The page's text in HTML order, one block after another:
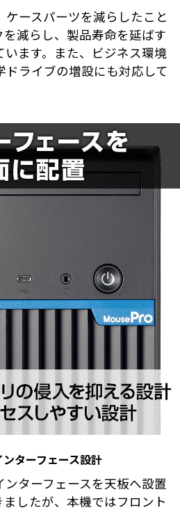
ケースパーツを減らしたこと
を減らし、製品寿命を延ばす
います。また、ビジネス環境
ドライブの増設にも対応して
ターフェース設計
ターフェースを天板へ設置
したが、本機ではフロント